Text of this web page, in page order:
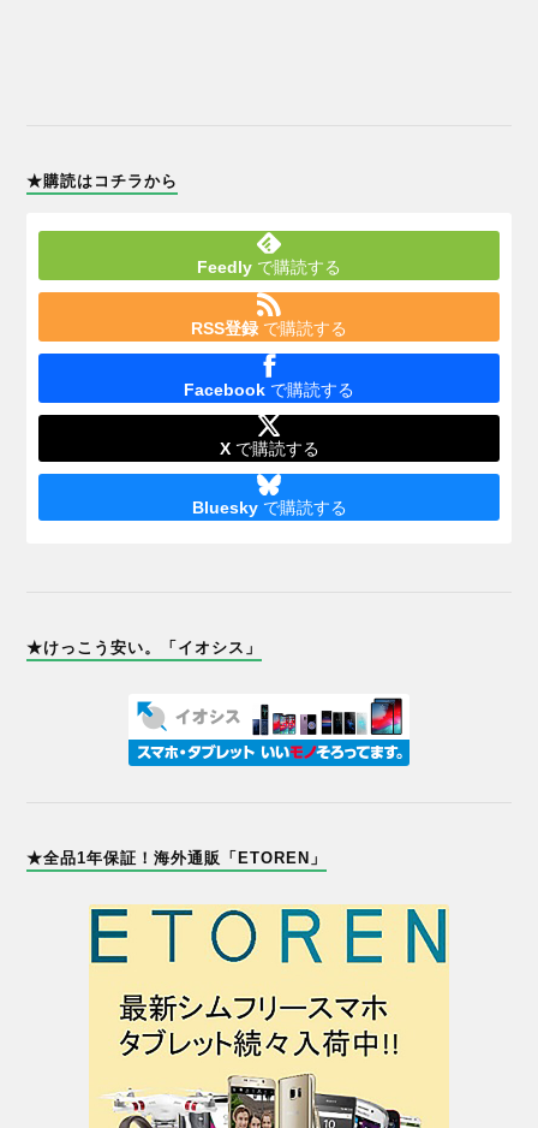
★購読はコチラから
Feedly で購読する
RSS登録 で購読する
Facebook で購読する
Xで購読する
Blueskyで購読する
★けっこう安い。「イオシス」
★全品1年保証！海外通販「ETOREN」